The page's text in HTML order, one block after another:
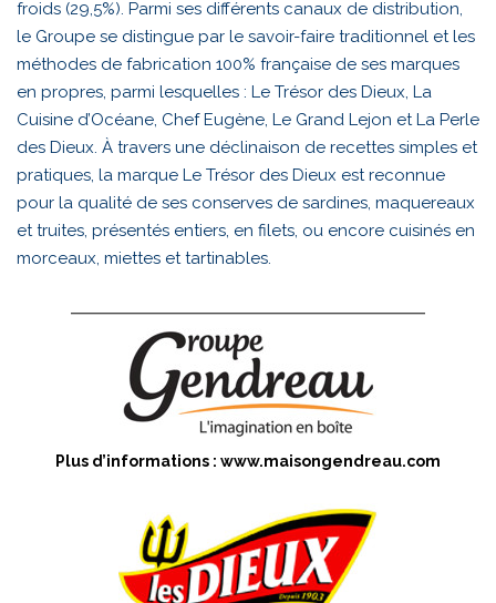
froids (29,5%). Parmi ses différents canaux de distribution,
le Groupe se distingue par le savoir-faire traditionnel et les
méthodes de fabrication 100% française de ses marques
en propres, parmi lesquelles : Le Trésor des Dieux, La
Cuisine d’Océane, Chef Eugène, Le Grand Lejon et La Perle
des Dieux. À travers une déclinaison de recettes simples et
pratiques, la marque Le Trésor des Dieux est reconnue
pour la qualité de ses conserves de sardines, maquereaux
et truites, présentés entiers, en filets, ou encore cuisinés en
morceaux, miettes et tartinables.
Plus d’informations : www.maisongendreau.com